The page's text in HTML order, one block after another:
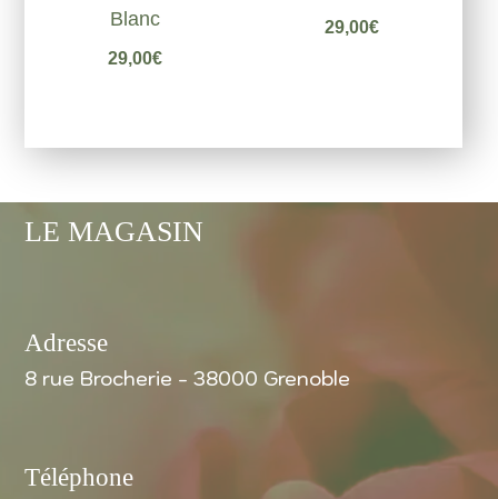
Blanc
29,00€
29,00€
LE MAGASIN
Adresse
8 rue Brocherie - 38000 Grenoble
Téléphone